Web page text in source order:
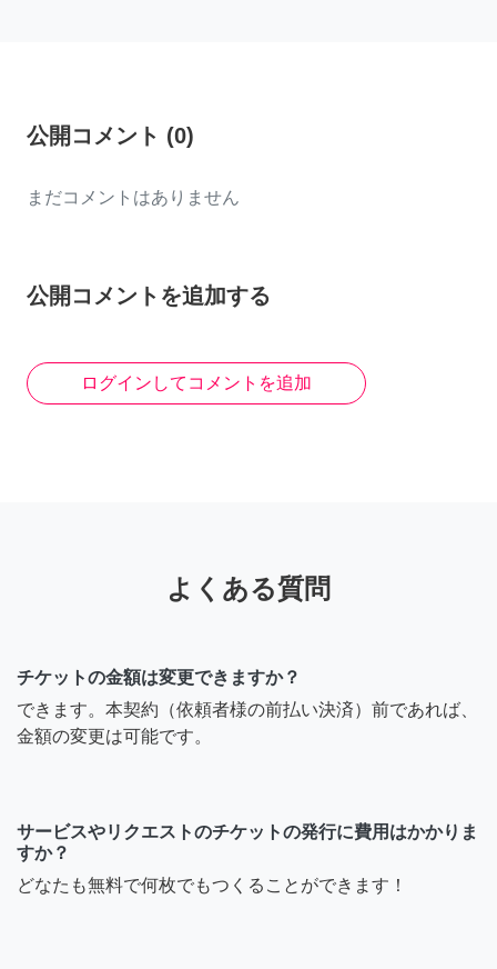
公開コメント (0)
まだコメントはありません
公開コメントを追加する
ログインしてコメントを追加
よくある質問
チケットの金額は変更できますか？
できます。本契約（依頼者様の前払い決済）前であれば、
金額の変更は可能です。
サービスやリクエストのチケットの発行に費用はかかりま
すか？
どなたも無料で何枚でもつくることができます！